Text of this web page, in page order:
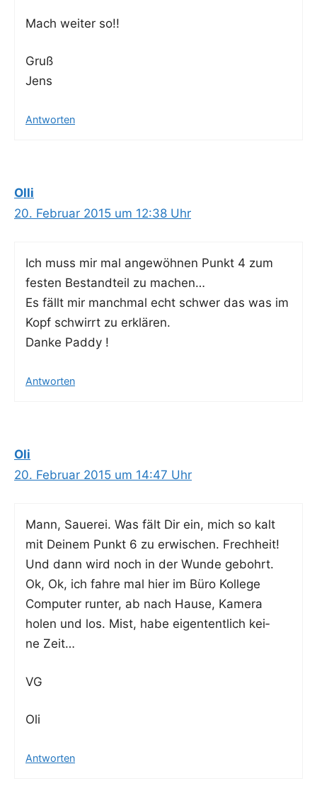
Mach wei­ter so!!
Gruß
Jens
Antworten
Olli
20. Februar 2015 um 12:38 Uhr
Ich muss mir mal ange­wöh­nen Punkt 4 zum
fes­ten Bestand­teil zu machen…
Es fällt mir manch­mal echt schwer das was im
Kopf schwirrt zu erklären.
Dan­ke Paddy !
Antworten
Oli
20. Februar 2015 um 14:47 Uhr
Mann, Saue­rei. Was fält Dir ein, mich so kalt
mit Dei­nem Punkt 6 zu erwi­schen. Frech­heit!
Und dann wird noch in der Wun­de gebohrt.
Ok, Ok, ich fah­re mal hier im Büro Kol­le­ge
Com­pu­ter run­ter, ab nach Hau­se, Kame­ra
holen und los. Mist, habe eigen­tent­lich kei­
ne Zeit…
VG
Oli
Antworten